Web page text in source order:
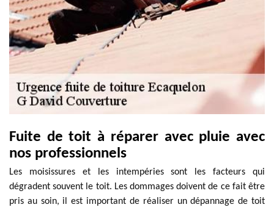
Fuite de toit à réparer avec pluie avec
nos professionnels
Les moisissures et les intempéries sont les facteurs qui
dégradent souvent le toit. Les dommages doivent de ce fait être
pris au soin, il est important de réaliser un dépannage de toit